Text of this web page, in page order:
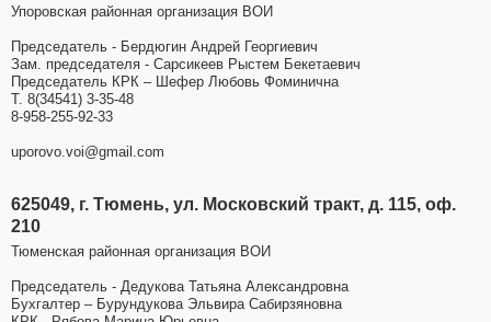
Упоровская районная организация ВОИ
Председатель - Бердюгин Андрей Георгиевич
Зам. председателя - Сарсикеев Рыстем Бекетаевич
Председатель КРК – Шефер Любовь Фоминична
Т. 8(34541) 3-35-48
8-958-255-92-33
uporovo.voi@gmail.com
625049, г. Тюмень, ул. Московский тракт, д. 115, оф.
210
Тюменская районная организация ВОИ
Председатель - Дедукова Татьяна Александровна
Бухгалтер – Бурундукова Эльвира Сабирзяновна